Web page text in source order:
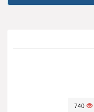
740